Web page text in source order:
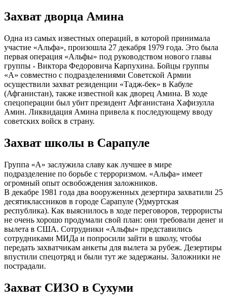
Захват дворца Амина
Одна из самых известных операций, в которой принимала
участие «Альфа», произошла 27 декабря 1979 года. Это была
первая операция «Альфы» под руководством нового главы
группы - Виктора Федоровича Карпухина. Бойцы группы
«А» совместно с подразделениями Советской Армии
осуществили захват резиденции «Тадж-бек» в Кабуле
(Афганистан), также известной как дворец Амина. В ходе
спецоперации был убит президент Афганистана Хафизулла
Амин. Ликвидация Амина привела к последующему вводу
советских войск в страну.
Захват школы в Сарапуле
Группа «А» заслужила славу как лучшее в мире
подразделение по борьбе с терроризмом. «Альфа» имеет
огромный опыт освобождения заложников.
В декабре 1981 года два вооруженных дезертира захватили 25
десятиклассников в городе Сарапуле (Удмуртская
республика). Как выяснилось в ходе переговоров, террористы
не очень хорошо продумали свой план: они требовали денег и
вылета в США. Сотрудники «Альфы» представились
сотрудниками МИДа и попросили зайти в школу, чтобы
передать захватчикам анкеты для вылета за рубеж. Дезертиры
впустили спецотряд и были тут же задержаны. Заложники не
пострадали.
Захват СИЗО в Сухуми